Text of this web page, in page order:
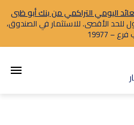
اليومي التراكمي من بنك أبو ظبى
للحد الأقصى. للاستثمار في الصندوق،
– 19977
menu